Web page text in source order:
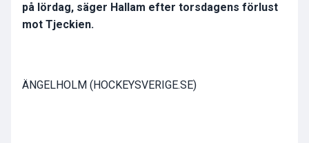
på lördag, säger Hallam efter torsdagens förlust
mot Tjeckien.
ÄNGELHOLM (HOCKEYSVERIGE.SE)